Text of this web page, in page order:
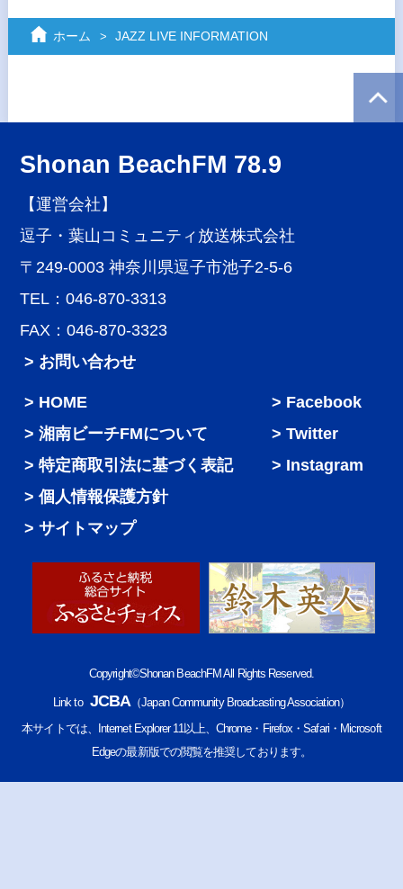
ホーム JAZZ LIVE INFORMATION
Shonan BeachFM 78.9
【運営会社】
逗子・葉山コミュニティ放送株式会社
〒249-0003 神奈川県逗子市池子2-5-6
TEL：046-870-3313
FAX：046-870-3323
> お問い合わせ
HOME
湘南ビーチFMについて
特定商取引法に基づく表記
個人情報保護方針
サイトマップ
Facebook
Twitter
Instagram
Copyright©Shonan BeachFM All Rights Reserved.
Link to JCBA（Japan Community Broadcasting Association）
本サイトでは、Internet Explorer 11以上、Chrome・Firefox・Safari・Microsoft
Edgeの最新版での閲覧を推奨しております。